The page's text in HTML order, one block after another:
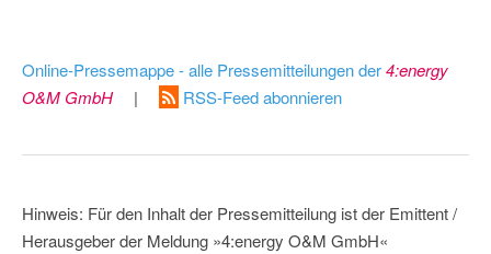
Online-Pressemappe - alle Pressemitteilungen der4:energy
O&M GmbH
| RSS-Feed abonnieren
Hinweis: Für den Inhalt der Pressemitteilung ist der Emittent /
Herausgeber der Meldung »4:energy O&M GmbH«